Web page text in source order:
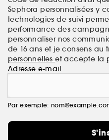
Sephora personnalisées y
technologies de suivi
performance des
personnaliser nos
de 16 ans et je consens au
personnelleset accepte la
Adresse e-mail
Par exemple: